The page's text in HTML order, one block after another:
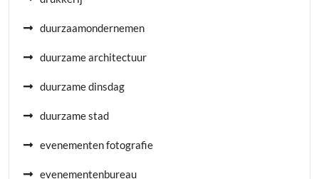
duurzaamondernemen
duurzame architectuur
duurzame dinsdag
duurzame stad
evenementen fotografie
evenementenbureau